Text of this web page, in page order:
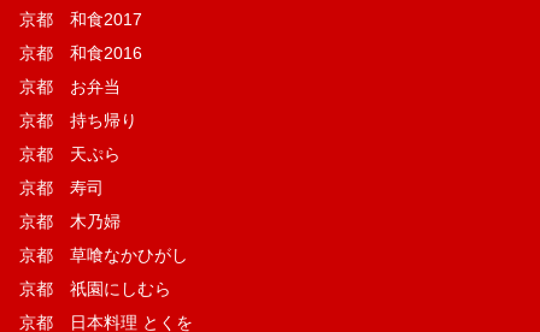
京都 和食2017
京都 和食2016
京都 お弁当
京都 持ち帰り
京都 天ぷら
京都 寿司
京都 木乃婦
京都 草喰なかひがし
京都 祇園にしむら
京都 日本料理 とくを